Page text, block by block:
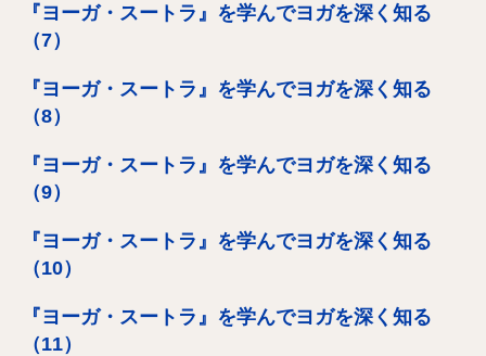
『ヨーガ・スートラ』を学んでヨガを深く知る
（7）
『ヨーガ・スートラ』を学んでヨガを深く知る
（8）
『ヨーガ・スートラ』を学んでヨガを深く知る
（9）
『ヨーガ・スートラ』を学んでヨガを深く知る
（10）
『ヨーガ・スートラ』を学んでヨガを深く知る
（11）